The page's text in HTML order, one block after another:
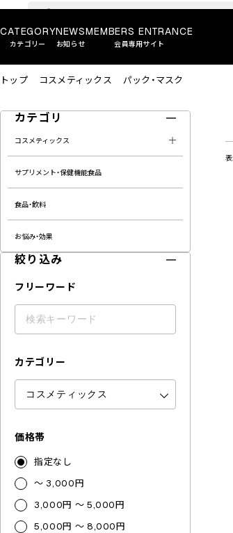
CATEGORY
カテゴリー
NEWS
お知らせ
MEMBERS ENTRANCE
会員専用サイト
トップ コスメティックス パック・マスク
カテゴリ
コスメティックス
サプリメント・保健機能食品
食品・飲料
お悩み・効果
絞り込み
フリーワード
カテゴリー
価格帯
指定なし
～ 3,000円
3,000円 ～ 5,000円
5,000円 ～ 8,000円
表